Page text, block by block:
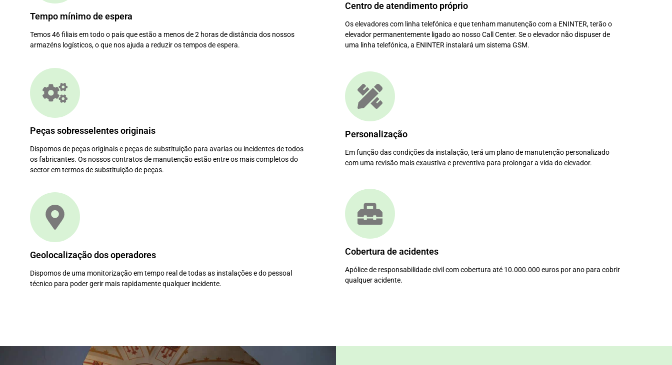
Tempo mínimo de espera
Temos 46 filiais em todo o país que estão a menos de 2 horas de distância dos nossos
armazéns logísticos, o que nos ajuda a reduzir os tempos de espera.
Peças sobresselentes originais
Dispomos de peças originais e peças de substituição para avarias ou incidentes de todos
os fabricantes. Os nossos contratos de manutenção estão entre os mais completos do
sector em termos de substituição de peças.
Geolocalização dos operadores
Dispomos de uma monitorização em tempo real de todas as instalações e do pessoal
técnico para poder gerir mais rapidamente qualquer incidente.
Centro de atendimento próprio
Os elevadores com linha telefónica e que tenham manutenção com a ENINTER, terão o
elevador permanentemente ligado ao nosso Call Center. Se o elevador não dispuser de
uma linha telefónica, a ENINTER instalará um sistema GSM.
Personalização
Em função das condições da instalação, terá um plano de manutenção personalizado
com uma revisão mais exaustiva e preventiva para prolongar a vida do elevador.
Cobertura de acidentes
Apólice de responsabilidade civil com cobertura até 10.000.000 euros por ano para cobrir
qualquer acidente.